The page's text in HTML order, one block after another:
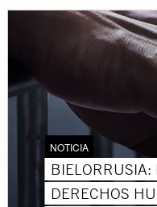
NOTICIA
BIELORRUSIA:
DERECHOS